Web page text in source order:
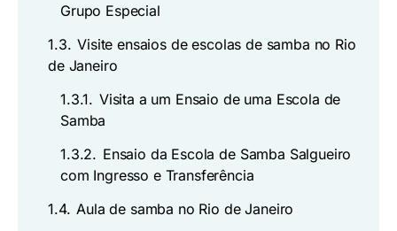
Grupo Especial
1.3. Visite ensaios de escolas de samba no Rio
de Janeiro
1.3.1. Visita a um Ensaio de uma Escola de
Samba
1.3.2. Ensaio da Escola de Samba Salgueiro
com Ingresso e Transferência
1.4. Aula de samba no Rio de Janeiro